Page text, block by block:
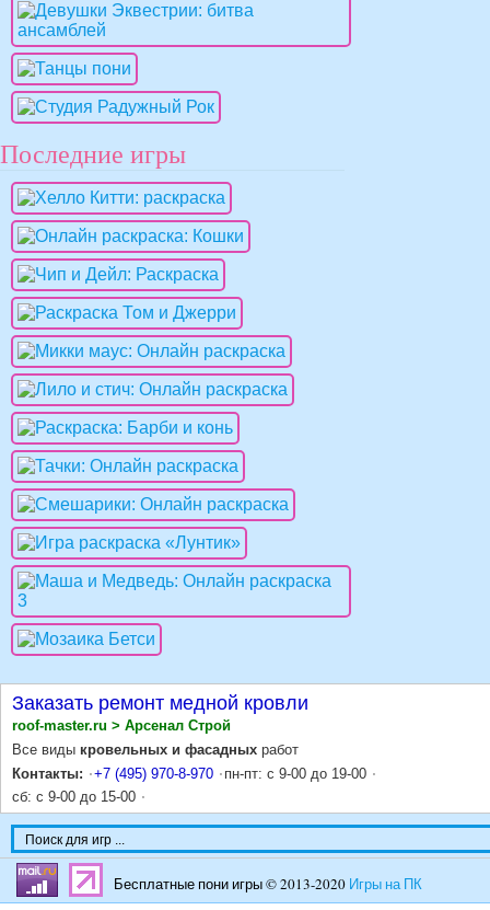
Последние игры
Заказать ремонт медной кровли
roof-master.ru > Арсенал Строй
Все виды кровельных и фасадных работ
Контакты:
+7 (495) 970-8-970
пн-пт: с 9-00 до 19-00
сб: с 9-00 до 15-00
Бесплатные пони игры © 2013-2020 Игры на ПК